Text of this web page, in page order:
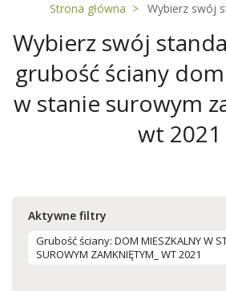
Strona główna Wybierz swój
Wybierz swój
grubość ściany
w stanie surowym
wt 2021
Aktywne filtry
Grubość ściany: DOM MIESZKALNY W
SUROWYM ZAMKNIĘTYM_ WT 2021